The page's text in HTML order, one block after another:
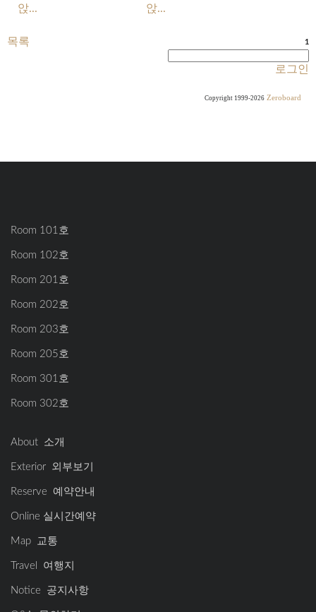
앉...
앉...
목록 1
로그인
Copyright 1999-2026 Zeroboard
Room 101호
Room 102호
Room 201호
Room 202호
Room 203호
Room 205호
Room 301호
Room 302호
About 소개
Exterior 외부보기
Reserve 예약안내
Online 실시간예약
Map 교통
Travel 여행지
Notice 공지사항